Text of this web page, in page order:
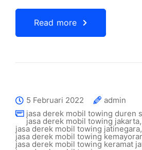
Read more
5 Februari 2022
admin
jasa derek mobil towing duren
jasa derek mobil towing jakarta,
jasa derek mobil towing jatinegara,
jasa derek mobil towing
jasa derek mobil towing keramat